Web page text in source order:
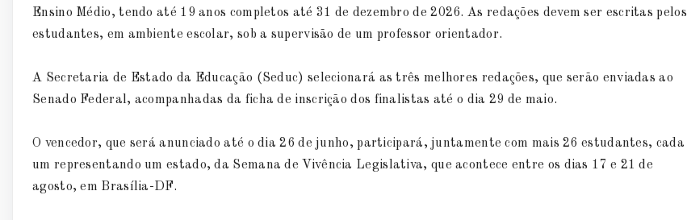
Ensino Médio, tendo até 19 anos completos até 31 de dezembro de 2026. As redações devem ser escritas pelos
estudantes, em ambiente escolar, sob a supervisão de um professor orientador.
A Secretaria de Estado da Educação (Seduc) selecionará as três melhores redações, que serão enviadas ao
Senado Federal, acompanhadas da ficha de inscrição dos finalistas até o dia 29 de maio.
O vencedor, que será anunciado até o dia 26 de junho, participará, juntamente com mais 26 estudantes, cada
um representando um estado, da Semana de Vivência Legislativa, que acontece entre os dias 17 e 21 de
agosto, em Brasília-DF.